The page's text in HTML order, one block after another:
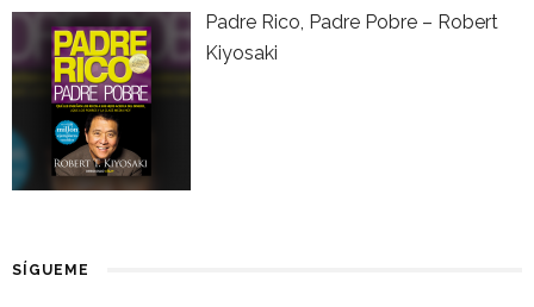
Padre Rico, Padre Pobre – Robert
Kiyosaki
SÍGUEME